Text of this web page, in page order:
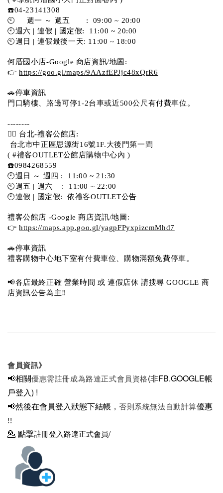
☎️04-23141308
🕙     週一 ～ 週五       :  09:00 ~ 20:00
🕙週六 | 連假 | 國定假:  11:00 ~ 20:00
🕙週日 | 連假最後一天: 11:00 ~ 18:00
何厝國小店-Google 商店資訊/地圖:
👉 https://goo.gl/maps/9AAzfEPJjc48xQrR6
🚗停車資訊
門口騎樓、路邊可停1-2台車或近500公尺有付費車位。
--------
💁‍♀️ 台北-禮客公館店:
台北市中正區思源街16號1F.大後門第一間
( #禮客OUTLET公館店購物中心內 )
☎️0984268559
🕙週日 ～ 週四 :  11:00 ~ 21:30
🕙週五 | 週六    :  11:00 ~ 22:00
🕙連假 | 國定假:  依禮客OUTLET公告
禮客公館店 -Google 商店資訊/地圖:
👉 https://maps.app.goo.gl/yagpFPyxpizcmMhd7
🚗停車資訊
禮客購物中心地下室有付費車位、購物滿額免費停車。
📢各店最終正確 營業時間 或 連假店休 請搜尋 GOOGLE 商
店資訊公告為主‼️
會員資訊》
📢相關優惠需註冊成為路達正式會員資格(非FB.GOOGLE帳
戶登入) !
📢然後在會員登入狀態下結帳， 否則系統無法自動計算優惠
!!
💁 點擊註冊登入路達正式會員/